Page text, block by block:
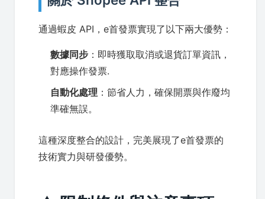
通過蝦皮 API，e首發票實現了以下兩大優勢：
數據同步 ：即時獲取取消或退貨訂單資訊，
對應操作發票.
自動化處理 ：節省人力，確保開票與作廢均
準確無誤。
這種深度整合的設計，完美展現了e首發票的
技術實力與研發優勢。